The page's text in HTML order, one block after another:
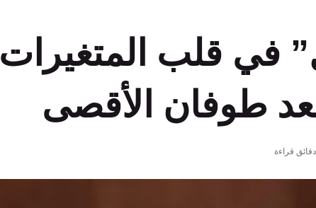
في قلب المتغيرات
بعد طوفان الأقصى